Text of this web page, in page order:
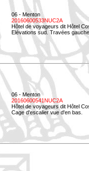
06 - Menton
20160600533NUC2A
Hôtel de voyageurs dit Hôtel
Elévations sud. Travées
06 - Menton
20160600541NUC2A
Hôtel de voyageurs dit Hôtel
Cage d'escalier vue d'en bas.